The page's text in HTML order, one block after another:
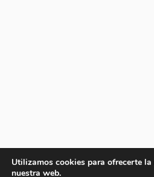
Utilizamos cookies para ofrecerte la
nuestra web.